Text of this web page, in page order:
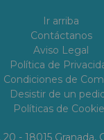
Ir arriba
Contáctanos
Aviso Legal
Política de
Condiciones de
Desistir de un
Políticas de